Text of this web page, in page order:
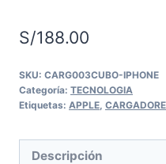
S/188.00
SKU: CARG003CUBO-IPHONE
Categoría: TECNOLOGIA
Etiquetas: APPLE
Descripción